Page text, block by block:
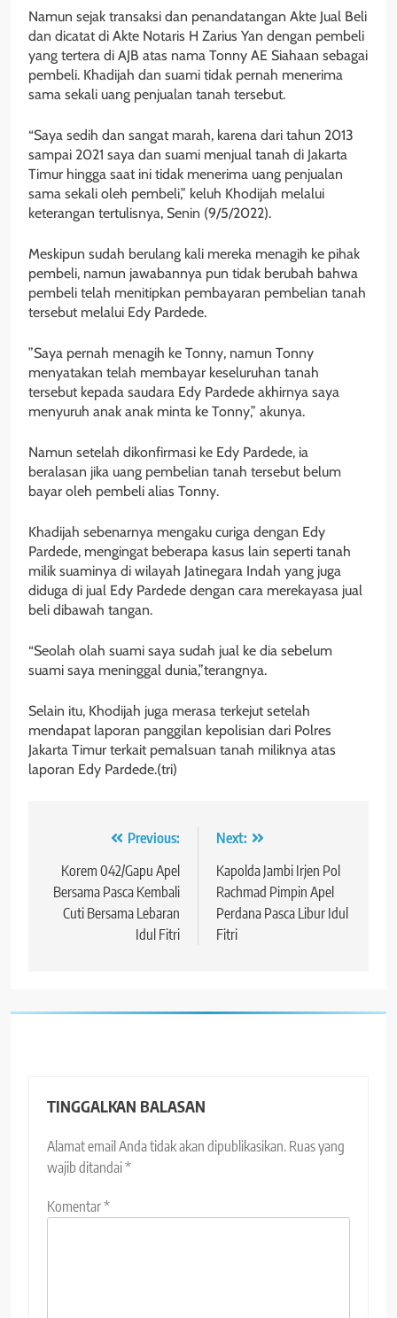
Namun sejak transaksi dan penandatangan Akte Jual Beli
dan dicatat di Akte Notaris H Zarius Yan dengan pembeli
yang tertera di AJB atas nama Tonny AE Siahaan sebagai
pembeli. Khadijah dan suami tidak pernah menerima
sama sekali uang penjualan tanah tersebut.
“Saya sedih dan sangat marah, karena dari tahun 2013
sampai 2021 saya dan suami menjual tanah di Jakarta
Timur hingga saat ini tidak menerima uang penjualan
sama sekali oleh pembeli,” keluh Khodijah melalui
keterangan tertulisnya, Senin (9/5/2022).
Meskipun sudah berulang kali mereka menagih ke pihak
pembeli, namun jawabannya pun tidak berubah bahwa
pembeli telah menitipkan pembayaran pembelian tanah
tersebut melalui Edy Pardede.
”Saya pernah menagih ke Tonny, namun Tonny
menyatakan telah membayar keseluruhan tanah
tersebut kepada saudara Edy Pardede akhirnya saya
menyuruh anak anak minta ke Tonny,” akunya.
Namun setelah dikonfirmasi ke Edy Pardede, ia
beralasan jika uang pembelian tanah tersebut belum
bayar oleh pembeli alias Tonny.
Khadijah sebenarnya mengaku curiga dengan Edy
Pardede, mengingat beberapa kasus lain seperti tanah
milik suaminya di wilayah Jatinegara Indah yang juga
diduga di jual Edy Pardede dengan cara merekayasa jual
beli dibawah tangan.
“Seolah olah suami saya sudah jual ke dia sebelum
suami saya meninggal dunia,”terangnya.
Selain itu, Khodijah juga merasa terkejut setelah
mendapat laporan panggilan kepolisian dari Polres
Jakarta Timur terkait pemalsuan tanah miliknya atas
laporan Edy Pardede.(tri)
Navigasi
pos
Previous:
Korem 042/Gapu Apel
Bersama Pasca Kembali
Cuti Bersama Lebaran
Idul Fitri
Next:
Kapolda Jambi Irjen Pol
Rachmad Pimpin Apel
Perdana Pasca Libur Idul
Fitri
TINGGALKAN BALASAN
Alamat email Anda tidak akan dipublikasikan. Ruas yang
wajib ditandai*
Komentar*